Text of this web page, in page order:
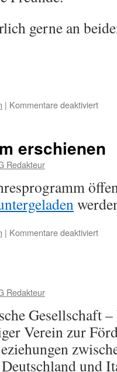
gerne an
| Kommentare deaktiviertfür
erschienen
Redakteur
| Kommentare deaktiviertfür
Redakteur
Gesellschaft
Verein zur
und